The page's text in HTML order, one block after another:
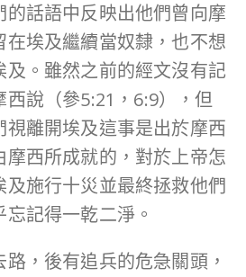
的話語中反映出他們曾向摩
在埃及繼續當奴隸，也不想
及。雖然之前的經文沒有記
西說（參5:21，6:9），但
視離開埃及這事是出於摩西
摩西所成就的，對於上帝怎
施行十災並最終拯救他們
記得一乾二淨。
，後有追兵的危急關頭，